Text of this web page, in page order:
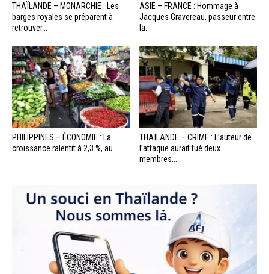
THAÏLANDE – MONARCHIE : Les
barges royales se préparent à
retrouver...
ASIE – FRANCE : Hommage à
Jacques Gravereau, passeur entre
la...
PHILIPPINES – ÉCONOMIE : La
croissance ralentit à 2,3 %, au...
THAÏLANDE – CRIME : L’auteur de
l’attaque aurait tué deux
membres...